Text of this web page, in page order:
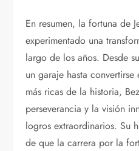
En resumen, la fortuna de
experimentado una
largo de los años. Desde
un garaje hasta
más ricas de la historia,
perseverancia y la visión
logros extraordinarios. Su
de que la carrera por la